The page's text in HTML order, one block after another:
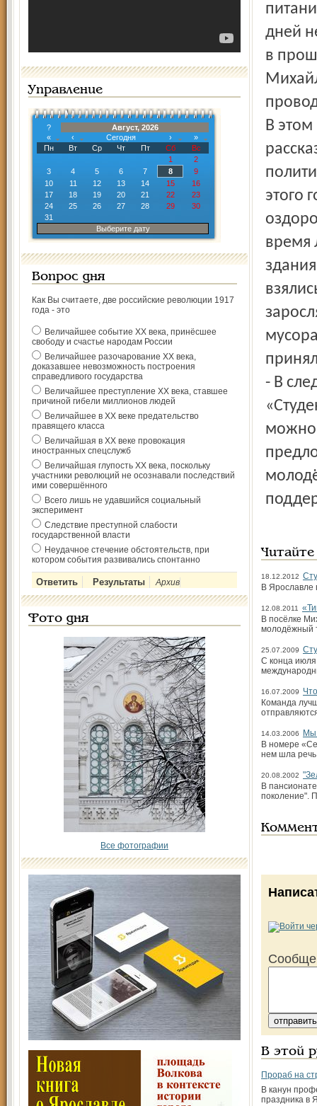
Управление
?
Август, 2026
«
‹ Сегодня ›
»
Пн
Вт Ср Чт Пт Сб
Вс
1
2
3
4 5 6 7 8
9
10
11 12 13 14 15
16
17
18 19 20 21 22
23
24
25 26 27 28 29
30
31
Выберите дату
Вопрос дня
Как Вы считаете, две российские революции 1917
года - это
Величайшее событие ХХ века, принёсшее
свободу и счастье народам России
Величайшее разочарование ХХ века,
доказавшее невозможность построения
справедливого государства
Величайшее преступление ХХ века, ставшее
причиной гибели миллионов людей
Величайшее в ХХ веке предательство
правящего класса
Величайшая в ХХ веке провокация
иностранных спецслужб
Величайшая глупость ХХ века, поскольку
участники революций не осознавали последствий
ими совершённого
Всего лишь не удавшийся социальный
эксперимент
Следствие преступной слабости
государственной власти
Неудачное стечение обстоятельств, при
котором события развивались спонтанно
Архив
Фото дня
Все фотографии
дней
в
В этом
этого
время
- В
можно
18.12.2012
В Ярославле
12.08.2011
В посёлке
молодёжный
25.07.2009
C конца
16.07.2009
Команда
14.03.2006
Мы
В номере
нем шла речь
20.08.2002
В
поколение".
В этой
Прораб на
В канун
праздника в